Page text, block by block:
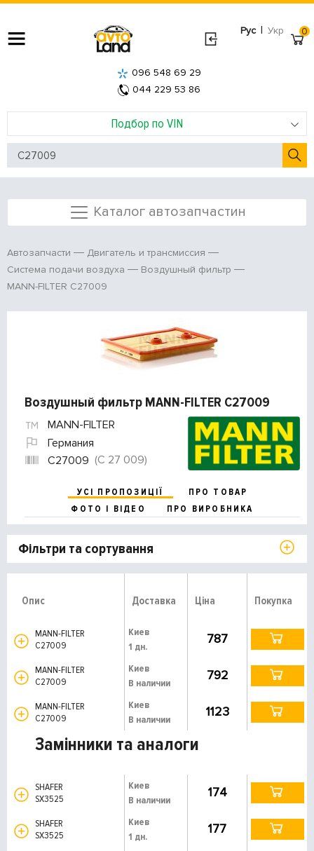
Рус | Укр
Подбор по VIN
096 548 69 29
044 229 53 86
0
Каталог автозапчастин
Автозапчасти
Двигатель и трансмиссия
Система подачи воздуха
Воздушный фильтр
MANN-FILTER C27009
Воздушный фильтр MANN-FILTER C27009
MANN-FILTER
Германия
C27009 (C 27 009)
УСІ ПРОПОЗИЦІЇ
ПРО ТОВАР
ФОТО І ВІДЕО
ПРО ВИРОБНИКА
Фільтри та сортування
Опис Доставка Ціна Покупка
MANN-FILTER
C27009
Киев
1 дн.
787
MANN-FILTER
C27009
Киев
В наличии
792
MANN-FILTER
C27009
Киев
В наличии
1123
Замінники та аналоги
SHAFER
SX3525
Киев
В наличии
174
SHAFER
SX3525
Киев
1 дн.
177